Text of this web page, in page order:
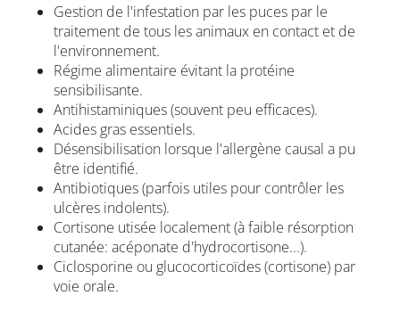
Gestion de l'infestation par les puces par le
traitement de tous les animaux en contact et de
l'environnement.
Régime alimentaire évitant la protéine
sensibilisante.
Antihistaminiques (souvent peu efficaces).
Acides gras essentiels.
Désensibilisation lorsque l'allergène causal a pu
être identifié.
Antibiotiques (parfois utiles pour contrôler les
ulcères indolents).
Cortisone utisée localement (à faible résorption
cutanée: acéponate d'hydrocortisone...).
Ciclosporine ou glucocorticoïdes (cortisone) par
voie orale.